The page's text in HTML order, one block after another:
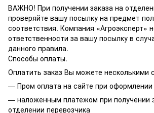
ВАЖНО! При получении заказа на
проверяйте вашу посылку на предмет
соответствия. Компания «Агроэксперт»
ответственности за вашу посылку в
данного правила.
Способы оплаты.
Оплатить заказ Вы можете несколькими
— Пром оплата на сайте при оформлении
— наложенным платежом при получении
отделении перевозчика